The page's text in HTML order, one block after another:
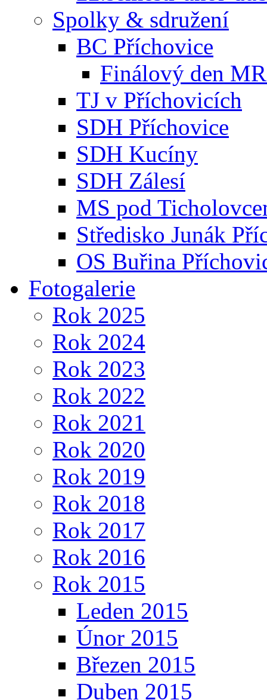
Spolky & sdružení
BC Příchovice
Finálový den
TJ v Příchovicích
SDH Příchovice
SDH Kucíny
SDH Zálesí
MS pod
Středisko Junák
OS Buřina
Fotogalerie
Rok 2025
Rok 2024
Rok 2023
Rok 2022
Rok 2021
Rok 2020
Rok 2019
Rok 2018
Rok 2017
Rok 2016
Rok 2015
Leden 2015
Únor 2015
Březen 2015
Duben 2015